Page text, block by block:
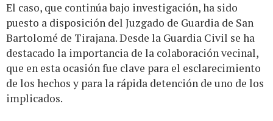
El caso, que continúa bajo investigación, ha sido
puesto a disposición del Juzgado de Guardia de San
Bartolomé de Tirajana. Desde la Guardia Civil se ha
destacado la importancia de la colaboración vecinal,
que en esta ocasión fue clave para el esclarecimiento
de los hechos y para la rápida detención de uno de los
implicados.